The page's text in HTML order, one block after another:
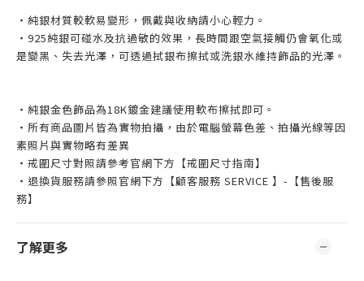
・純銀材質較軟易變形，佩戴與收納請小心輕力。
・925純銀可碰水及抗過敏的效果，長時間跟空氣接觸仍會氧化或
是變黑、失去光澤，可透過拭銀布擦拭或洗銀水維持飾品的光澤。
・純銀金色飾品為18K鍍金建議使用軟布擦拭即可。
・所有商品圖片皆為實物拍攝，由於電腦螢幕色差、拍攝光線等因
素照片與實物略有差異
・戒圍尺寸對照請參考官網下方【戒圍尺寸指南】
・退換貨服務請參照官網下方【顧客服務 SERVICE 】-【售後服
務】
了解更多